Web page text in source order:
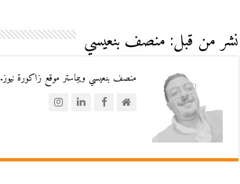
نشر من قبل: منصف بنعيسي
منصف بنعيسي ويبماستر موقع زاكورة نيوز.